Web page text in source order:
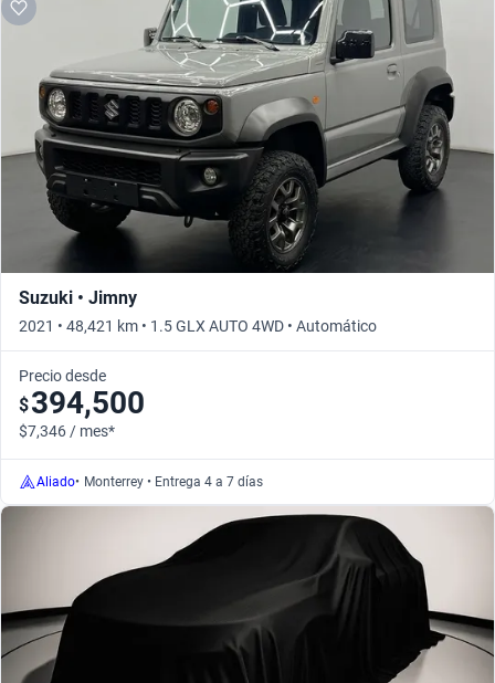
Suzuki • Jimny
2021 • 48,421 km • 1.5 GLX AUTO 4WD • Automático
Precio desde
$394,500
$7,346 / mes*
Aliado• Monterrey • Entrega 4 a 7 días